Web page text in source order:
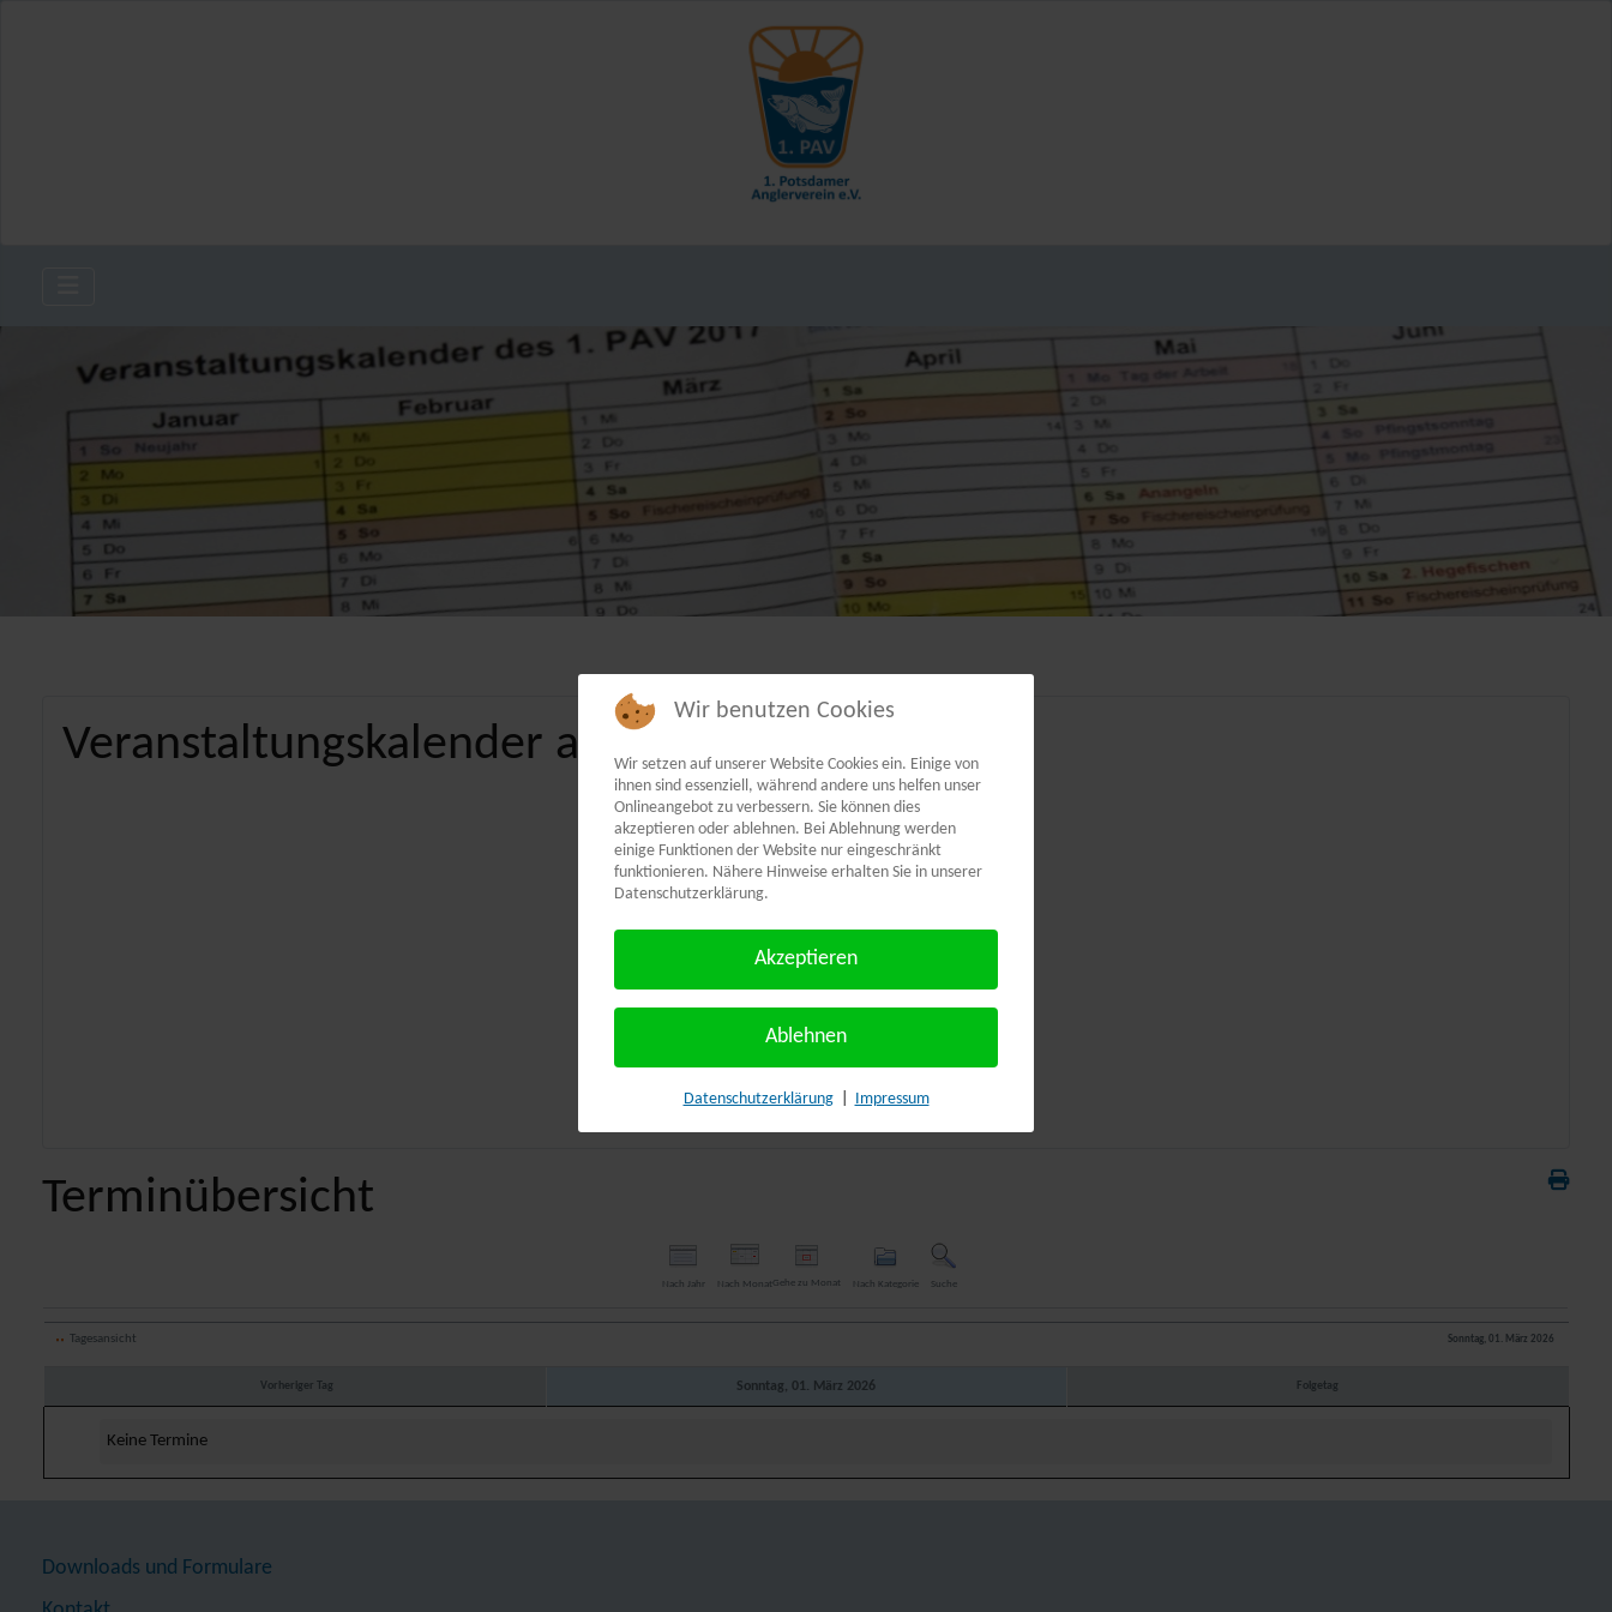
Veranstaltungskalender als PDF:
Terminübersicht
Nach Jahr Nach MonatGehe zu Monat Nach Kategorie Suche
Tagesansicht Sonntag, 01. März 2026
Vorheriger Tag Sonntag, 01. März 2026 Folgetag
Keine Termine
Downloads und Formulare
Wir benutzen Cookies
Wir setzen auf unserer Website Cookies ein. Einige von
ihnen sind essenziell, während andere uns helfen unser
Onlineangebot zu verbessern. Sie können dies
akzeptieren oder ablehnen. Bei Ablehnung werden
einige Funktionen der Website nur eingeschränkt
funktionieren. Nähere Hinweise erhalten Sie in unserer
Datenschutzerklärung.
Akzeptieren
Ablehnen
Datenschutzerklärung Impressum